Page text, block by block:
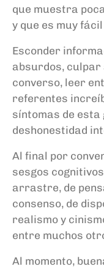
que muestra
y que es muy
Esconder
absurdos,
converso, leer
referentes
síntomas de esta
deshonestidad
Al final por
sesgos
arrastre, de
consenso, de
realismo y
entre muchos
Al momento,